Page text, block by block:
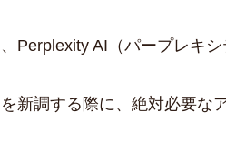
、Perplexity AI（パープレキ
新調する際に、絶対必要な